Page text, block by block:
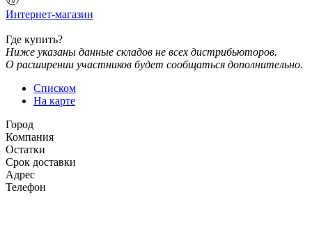
Интернет-магазин
Где купить?
Ниже указаны данные складов не всех дистрибьюторов.
О расширении участников будет сообщаться дополнительно.
Списком
На карте
Город
Компания
Остатки
Срок доставки
Адрес
Телефон